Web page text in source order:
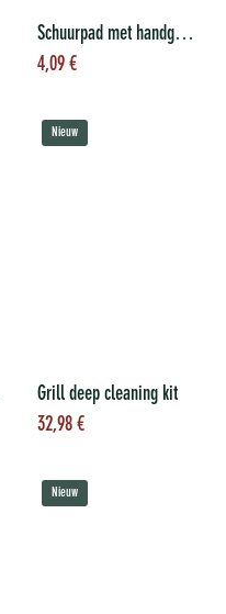
Toevoegen aan
Schuurpad met handgreep
4,09€
Nieuw
Toevoegen aan
winkelwagen
Grill deep cleaning kit
32,98€
Nieuw